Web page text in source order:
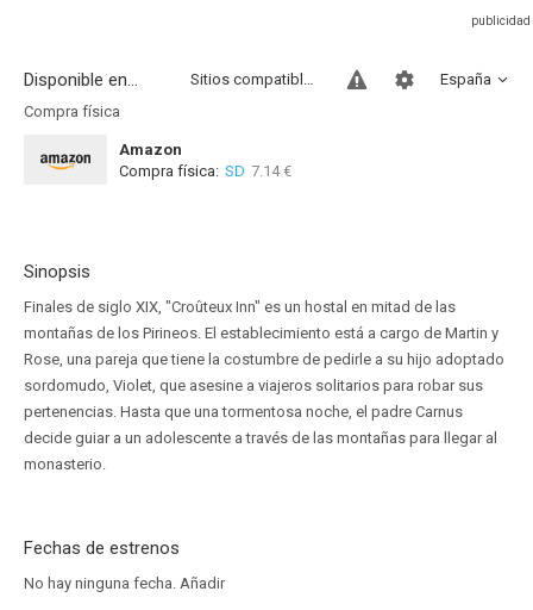
Disponible en... España
Sitios compatibles
Compra física
Amazon
Compra física: SD 7.14 €
Sinopsis
Finales de siglo XIX, "Croûteux Inn" es un hostal en mitad de las
montañas de los Pirineos. El establecimiento está a cargo de Martin y
Rose, una pareja que tiene la costumbre de pedirle a su hijo adoptado
sordomudo, Violet, que asesine a viajeros solitarios para robar sus
pertenencias. Hasta que una tormentosa noche, el padre Carnus
decide guiar a un adolescente a través de las montañas para llegar al
monasterio.
Fechas de estrenos
No hay ninguna fecha. Añadir